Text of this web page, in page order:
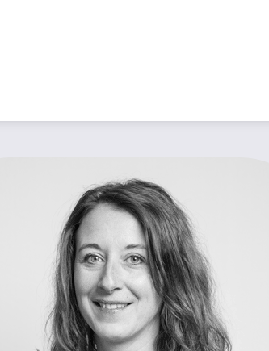
Je suis votre contact
PhanieGUYOT